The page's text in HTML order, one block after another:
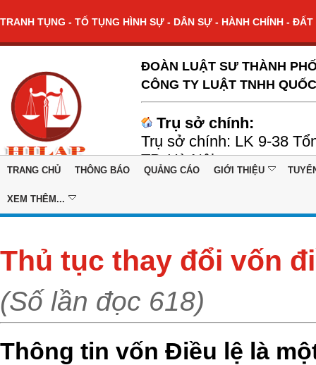
TRANH TỤNG - TỐ TỤNG HÌNH SỰ - DÂN SỰ - HÀNH CHÍNH -
ĐOÀN LUẬT SƯ THÀNH
CÔNG TY LUẬT TNHH
Trụ sở chính:
Trụ sở chính: LK 9-38
TP. Hà Nội
TRANG CHỦ THÔNG BÁO QUẢNG CÁO GIỚI THIỆU
XEM THÊM...
Thủ tục thay đổi vốn
(Số lần đọc 618)
Thông tin vốn Điều lệ là